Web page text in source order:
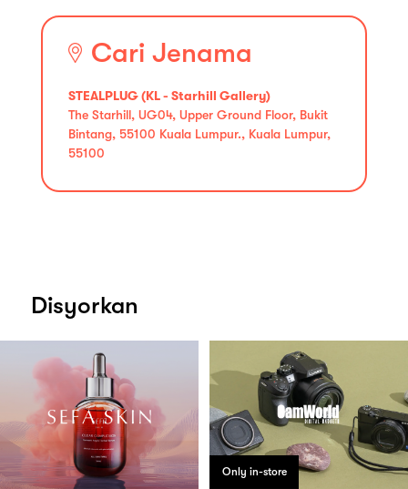
Cari Jenama
STEALPLUG (KL - Starhill Gallery)
The Starhill, UG04, Upper Ground Floor, Bukit
Bintang, 55100 Kuala Lumpur., Kuala Lumpur,
55100
Disyorkan
Only in-store